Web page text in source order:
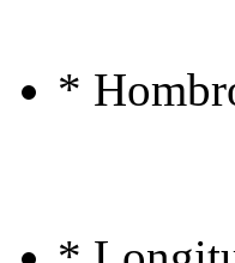
*